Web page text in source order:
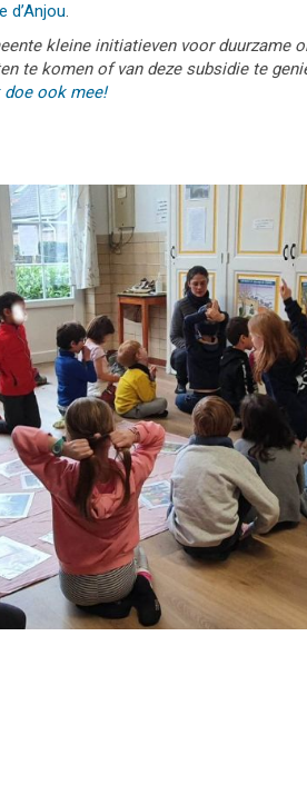
d’Anjou.
kleine initiatieven voor duurzame
te komen of van deze subsidie te
doe ook mee!